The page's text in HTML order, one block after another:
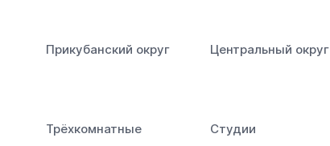
Прикубанский округ Центральный округ
Трёхкомнатные Студии